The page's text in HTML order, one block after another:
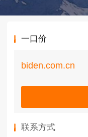
一口价
biden.com.cn
联系方式